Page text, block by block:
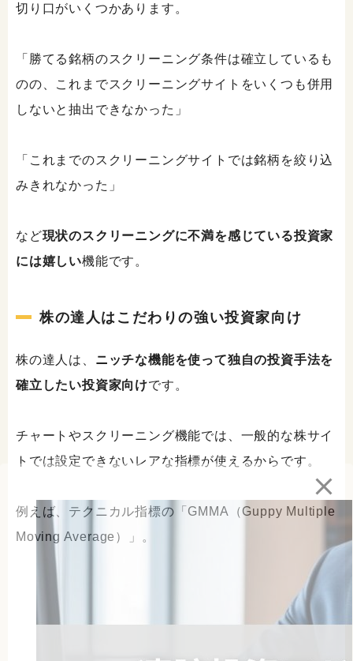
切り口がいくつかあります。
「勝てる銘柄のスクリーニング条件は確立しているも
のの、これまでスクリーニングサイトをいくつも併用
しないと抽出できなかった」
「これまでのスクリーニングサイトでは銘柄を絞り込
みきれなかった」
など現状のスクリーニングに不満を感じている投資家
には嬉しい機能です。
株の達人はこだわりの強い投資家向け
株の達人は、 ニッチな機能を使って独自の投資手法を
確立したい投資家向けです。
チャートやスクリーニング機能では、一般的な株サイ
トでは設定できないレアな指標が使えるからです。
例えば、テクニカル指標の「GMMA（Guppy Multiple
Moving Average）」。